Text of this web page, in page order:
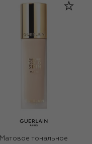
Матовое тональное